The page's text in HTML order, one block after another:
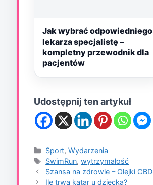
Jak wybrać odpowiedniego
lekarza specjalistę –
kompletny przewodnik dla
pacjentów
Udostępnij ten artykuł
Kategorie
Sport,Wydarzenia
Tagi
SwimRun,wytrzymałość
Szansa na zdrowie – Olejki CBD
Ile trwa katar u dziecka?